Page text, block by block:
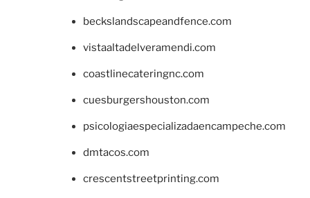
beckslandscapeandfence.com
vistaaltadelveramendi.com
coastlinecateringnc.com
cuesburgershouston.com
psicologiaespecializadaencampeche.com
dmtacos.com
crescentstreetprinting.com